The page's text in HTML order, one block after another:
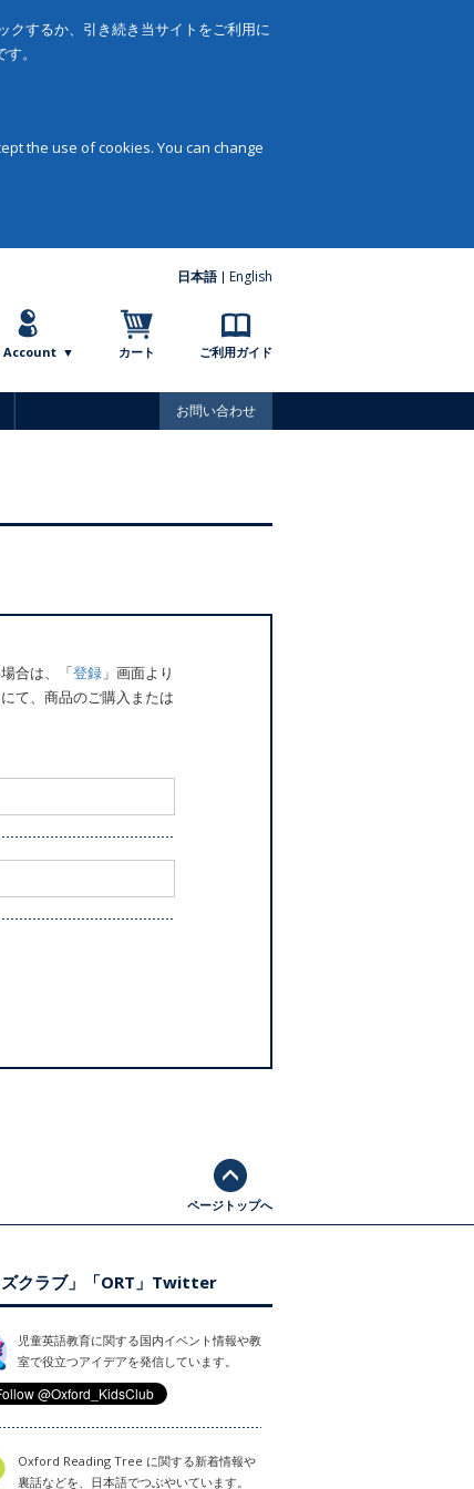
クするか、引き続き当サイトをご利用に
。
the use of cookies. You can change
日本語 English
Account カート ご利用ガイド
お問い合わせ
合は、「登録 」画面より
て、商品のご購入または
ページトップへ
ズクラブ」「ORT」Twitter
児童英語教育に関する国内イベント情報や教
室で役立つアイデアを発信しています。
Oxford Reading Tree に関する新着情報や
裏話などを、日本語でつぶやいています。